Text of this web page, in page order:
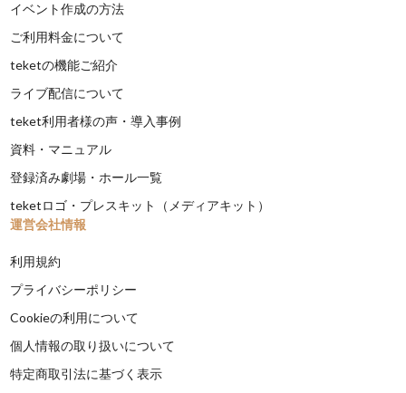
イベント作成の方法
ご利用料金について
teketの機能ご紹介
ライブ配信について
teket利用者様の声・導入事例
資料・マニュアル
登録済み劇場・ホール一覧
teketロゴ・プレスキット（メディアキット）
運営会社情報
利用規約
プライバシーポリシー
Cookieの利用について
個人情報の取り扱いについて
特定商取引法に基づく表示